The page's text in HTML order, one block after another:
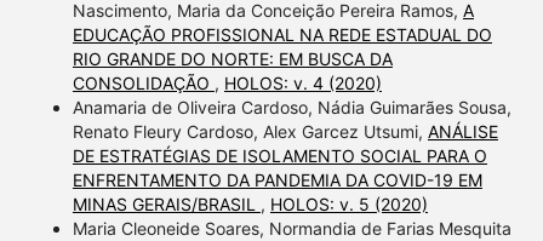
Nascimento, Maria da Conceição Pereira Ramos, A
EDUCAÇÃO PROFISSIONAL NA REDE ESTADUAL DO
RIO GRANDE DO NORTE: EM BUSCA DA
CONSOLIDAÇÃO , HOLOS: v. 4 (2020)
Anamaria de Oliveira Cardoso, Nádia Guimarães Sousa,
Renato Fleury Cardoso, Alex Garcez Utsumi, ANÁLISE
DE ESTRATÉGIAS DE ISOLAMENTO SOCIAL PARA O
ENFRENTAMENTO DA PANDEMIA DA COVID-19 EM
MINAS GERAIS/BRASIL , HOLOS: v. 5 (2020)
Maria Cleoneide Soares, Normandia de Farias Mesquita